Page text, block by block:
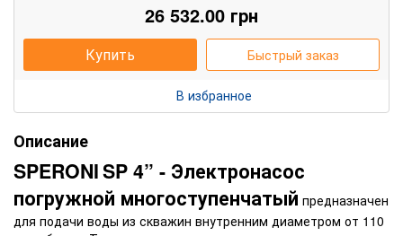
26 532.00 грн
Купить Быстрый заказ
В избранное
Описание
SPERONISP 4” - Электронасос
погружной многоступенчатый предназначен
для подачи воды из скважин внутренним диаметром от 110